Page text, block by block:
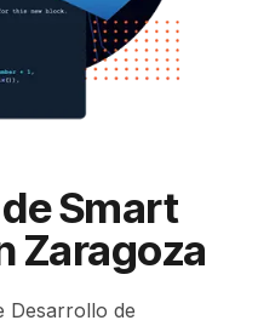
Smart
Zaragoza
Desarrollo de